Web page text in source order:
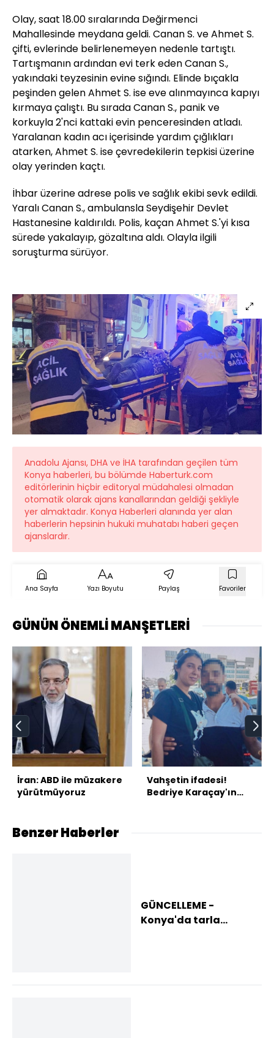
Olay, saat 18.00 sıralarında Değirmenci
Mahallesinde meydana geldi. Canan S. ve Ahmet S.
çifti, evlerinde belirlenemeyen nedenle tartıştı.
Tartışmanın ardından evi terk eden Canan S.,
yakındaki teyzesinin evine sığındı. Elinde bıçakla
peşinden gelen Ahmet S. ise eve alınmayınca kapıyı
kırmaya çalıştı. Bu sırada Canan S., panik ve
korkuyla 2'nci kattaki evin penceresinden atladı.
Yaralanan kadın acı içerisinde yardım çığlıkları
atarken, Ahmet S. ise çevredekilerin tepkisi üzerine
olay yerinden kaçtı.
İhbar üzerine adrese polis ve sağlık ekibi sevk edildi.
Yaralı Canan S., ambulansla Seydişehir Devlet
Hastanesine kaldırıldı. Polis, kaçan Ahmet S.'yi kısa
sürede yakalayıp, gözaltına aldı. Olayla ilgili
soruşturma sürüyor.
Anadolu Ajansı, DHA ve İHA tarafından geçilen tüm
Konya haberleri, bu bölümde Haberturk.com
editörlerinin hiçbir editoryal müdahalesi olmadan
otomatik olarak ajans kanallarından geldiği şekliyle
yer almaktadır. Konya Haberleri alanında yer alan
haberlerin hepsinin hukuki muhatabı haberi geçen
ajanslardır.
Ana Sayfa Yazı Boyutu Paylaş Favoriler
GÜNÜN ÖNEMLİ MANŞETLERİ
İran: ABD ile müzakere
yürütmüyoruz
Vahşetin ifadesi!
Bedriye Karaçay'ın
Benzer Haberler
GÜNCELLEME -
Konya'da tarla